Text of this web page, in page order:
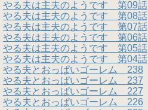
やる夫は主夫のようです 第09話
やる夫は主夫のようです 第08話
やる夫は主夫のようです 第07話
やる夫は主夫のようです 第06話
やる夫は主夫のようです 第05話
やる夫は主夫のようです 第04話
やる夫とおっぱいゴーレム 238
やる夫とおっぱいゴーレム 237
やる夫とおっぱいゴーレム 227
やる夫とおっぱいゴーレム 226